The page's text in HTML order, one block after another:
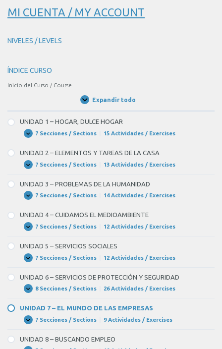
MI CUENTA / MY ACCOUNT
NIVELES / LEVELS
ÍNDICE CURSO
Inicio del Curso / Course
Expandir todo
Unidades
UNIDAD 1 – HOGAR, DULCE HOGAR
Expandir
UNIDAD
–
HOGAR,
DULCE
HOGAR
7 Secciones / Sections 15 Actividades / Exercises
UNIDAD 2 – ELEMENTOS Y TAREAS DE LA CASA
Expandir
UNIDAD
–
ELEMENTOS
Y
TAREAS
LA
CASA
7 Secciones / Sections 13 Actividades / Exercises
UNIDAD 3 – PROBLEMAS DE LA HUMANIDAD
Expandir
UNIDAD
–
PROBLEMAS
DE
LA
7 Secciones / Sections 14 Actividades / Exercises
UNIDAD 4 – CUIDAMOS EL MEDIOAMBIENTE
Expandir
UNIDAD
–
CUIDAMOS
EL
MEDIOAMBIENTE
7 Secciones / Sections 12 Actividades / Exercises
UNIDAD 5 – SERVICIOS SOCIALES
Expandir
UNIDAD
–
SERVICIOS
SOCIALES
7 Secciones / Sections 12 Actividades / Exercises
UNIDAD 6 – SERVICIOS DE PROTECCIÓN Y SEGURIDAD
Expandir
UNIDAD
–
SERVICIOS
DE
PROTECCIÓN
SEGURIDAD
8 Secciones / Sections 26 Actividades / Exercises
UNIDAD 7 – EL MUNDO DE LAS EMPRESAS
Expandir
UNIDAD
–
EL
7 Secciones / Sections 9 Actividades / Exercises
UNIDAD 8 – BUSCANDO EMPLEO